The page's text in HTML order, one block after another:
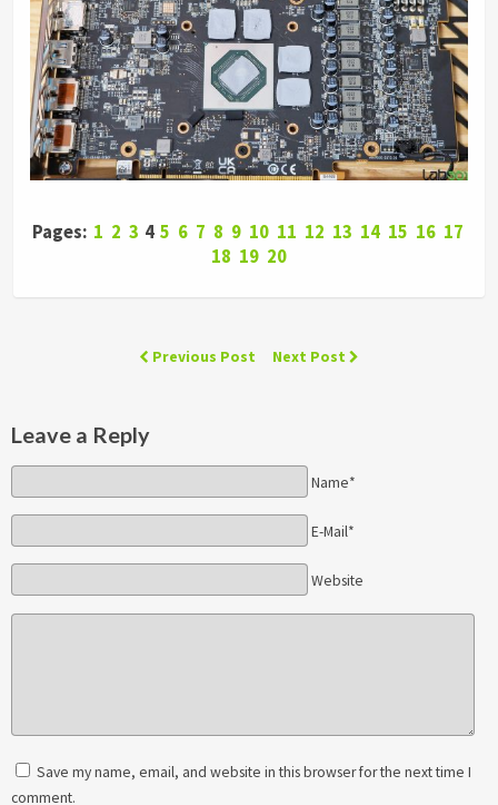
Pages: 1 2 3 4 5 6 7 8 9 10 11 12 13 14 15 16 17
18 19 20
Previous Post Next Post
Leave a Reply
Name*
E-Mail*
Website
Save my name, email, and website in this browser for the next time I
comment.